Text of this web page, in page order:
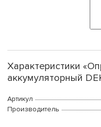
Характеристики
аккумуляторный
Артикул
Производитель